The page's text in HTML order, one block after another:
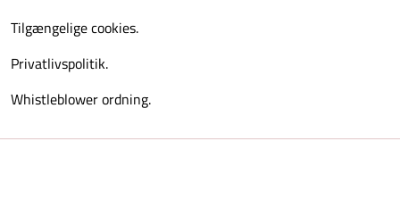
Tilgængelige cookies.
Privatlivspolitik.
Whistleblower ordning.